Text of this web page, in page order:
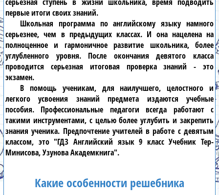
первые итоги своих знаний.
Школьная программа поанглийскому языку намного
серьезнее, чем в предыдущих классах. И она нацелена на
полноценное и гармоничное развитие школьника, более
углубленного уровня. После окончаниядевятого класса
проводится серьезная итоговая проверка знаний - это
экзамен.
В помощь ученикам, для наилучшего, целостного и
легкого усвоения знаний предмета издаются учебные
пособия. Профессиональные педагоги всегда работают с
такими инструментами, с целью более углубить и закрепить
знания ученика. Предпочтение учителей в работе с девятым
классом, это "ГДЗ Английский язык 9 класс Учебник Тер-
Минисова, Узунова Академкнига".
Какие особенности решебника